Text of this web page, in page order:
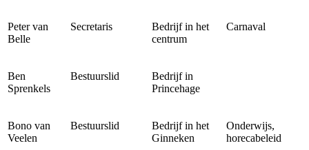
Peter van
Belle
Secretaris
Bedrijf in het
centrum
Carnaval
Ben
Sprenkels
Bestuurslid
Bedrijf in
Princehage
Bono van
Veelen
Bestuurslid
Bedrijf in het
Ginneken
Onderwijs,
horecabeleid